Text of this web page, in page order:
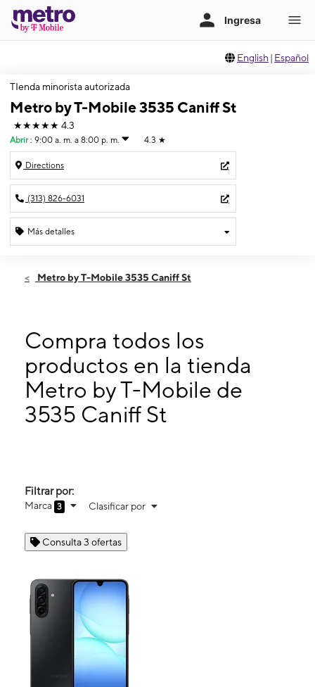
English | Español
TIenda minorista autorizada
Metro by T-Mobile 3535 Caniff St
★★★★★ 4.3
Abrir : 9:00 a. m. a 8:00 p. m. 4.3 ★
Directions
(313) 826-6031
Más detalles
Sábado:9:00 a. m. a 8:00 p. m.
Miérc:
9:00 a. m. a 8:00 p. m.
Jueves: 9:00 a. m. a 8:00 p. m.
Viernes:9:00 a. m. a 8:00 p. m.
3535 Caniff St Ste B Hamtramck, MI 48212
Metro by T-Mobile 3535 Caniff St
Compra todos los
productos en la tienda
Metro by T-Mobile de
3535 Caniff St
Filtrar por:
Marca 3 Clasificar por
Consulta 3 ofertas